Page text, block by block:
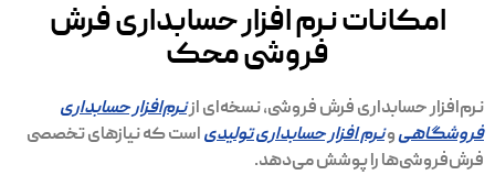
امکانات نرم افزار حسابداری فرش
فروشی محک
نرم‌افزار حسابداری فرش فروشی، نسخه‌ای ازنرم‌افزار حسابداری
فروشگاهیونرم افزار حسابداری تولیدیاست که نیازهای تخصصی
فرش‌فروشی‌ها را پوشش می‌دهد.